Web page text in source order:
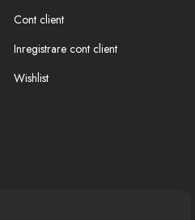
Cont client
Inregistrare cont client
Wishlist